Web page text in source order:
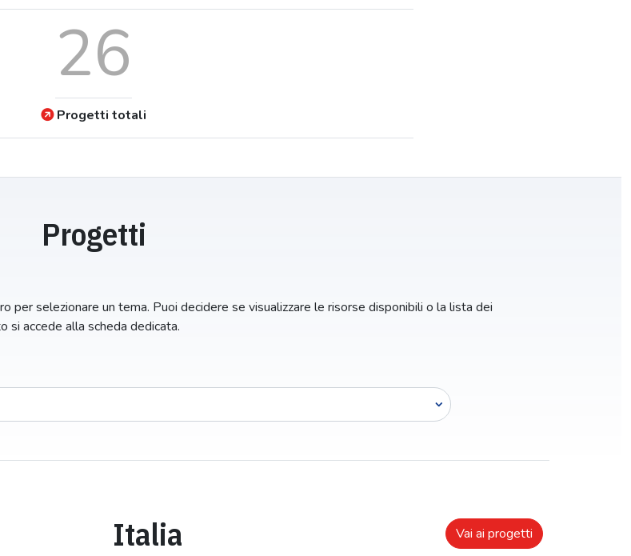
26
Progetti totali
Progetti
selezionare un tema. Puoi decidere se visualizzare le risorse disponibili o la lista dei
accede alla scheda dedicata.
Complessivo
Italia Vai ai progetti